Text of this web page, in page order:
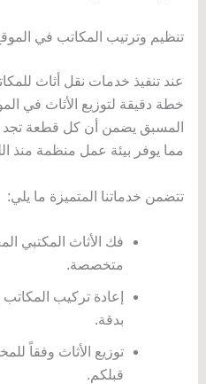
تنظيم وترتيب المكاتب في
عند تنفيذ خدمات نقل أثاث
خطة دقيقة لتوزيع الأثاث في
المسبق يضمن أن كل قطعة تجد
مما يوفر بيئة عمل منظمة منذ
تتضمن خدماتنا المتميزة ما يلي:
فك الأثاث المكتبي
متخصصة.
إعادة تركيب
بدقة.
توزيع الأثاث وفقاً
قبلكم.